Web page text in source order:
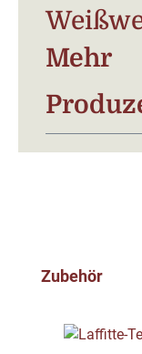
Mehr
Produktgalerie
Zubehör